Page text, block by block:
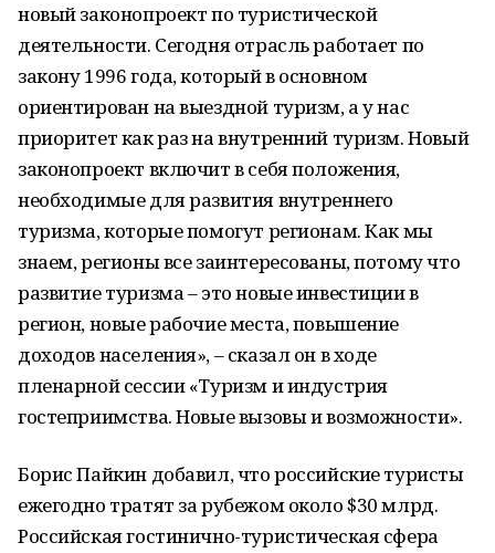
новый законопроект по туристической
деятельности. Сегодня отрасль работает по
закону 1996 года, который в основном
ориентирован на выездной туризм, а у нас
приоритет как раз на внутренний туризм. Новый
законопроект включит в себя положения,
необходимые для развития внутреннего
туризма, которые помогут регионам. Как мы
знаем, регионы все заинтересованы, потому что
развитие туризма – это новые инвестиции в
регион, новые рабочие места, повышение
доходов населения», – сказал он в ходе
пленарной сессии «Туризм и индустрия
гостеприимства. Новые вызовы и возможности».
Борис Пайкин добавил, что российские туристы
ежегодно тратят за рубежом около $30 млрд.
Российская гостинично-туристическая сфера